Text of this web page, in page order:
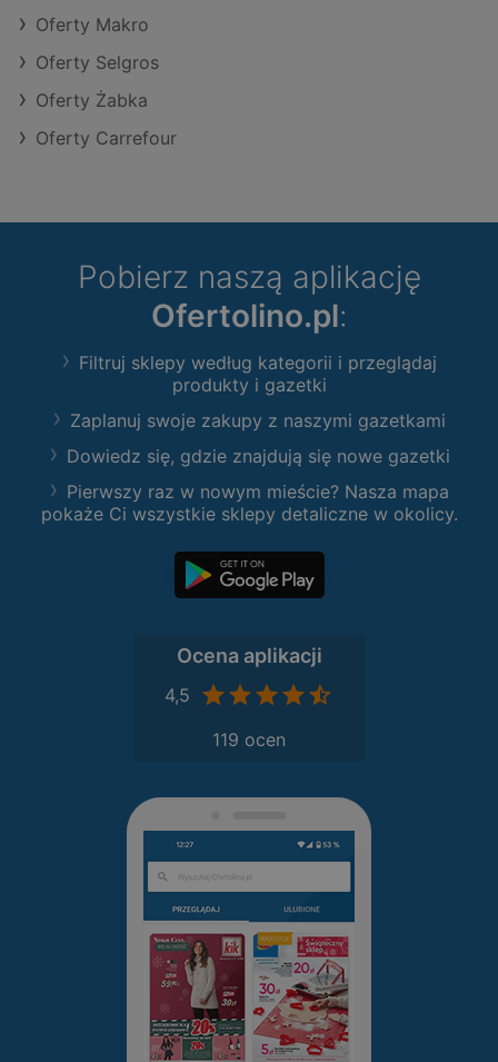
Oferty Makro
Oferty Selgros
Oferty Żabka
Oferty Carrefour
Pobierz naszą aplikację
Ofertolino.pl:
Filtruj sklepy według kategorii i przeglądaj
produkty i gazetki
Zaplanuj swoje zakupy z naszymi gazetkami
Dowiedz się, gdzie znajdują się nowe gazetki
Pierwszy raz w nowym mieście? Nasza mapa
pokaże Ci wszystkie sklepy detaliczne w okolicy.
Ocena aplikacji
4,5
119 ocen